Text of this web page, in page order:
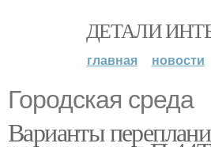
ДЕТАЛИ
главная новости
Городская среда
Варианты